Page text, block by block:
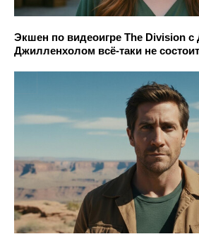
Экшен по видеоигре The Division
Джилленхолом всё-таки не